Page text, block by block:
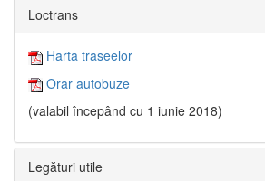
Loctrans
Harta traseelor
Orar autobuze
(valabil începând cu 1 iunie 2018)
Legături utile